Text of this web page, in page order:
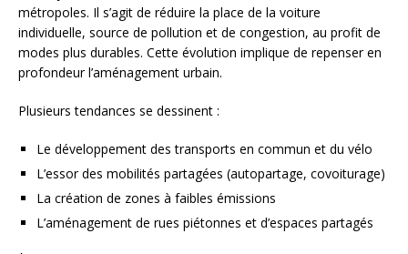
métropoles. Il s’agit de réduire la place de la voiture
individuelle, source de pollution et de congestion, au profit de
modes plus durables. Cette évolution implique de repenser en
profondeur l’aménagement urbain.
Plusieurs tendances se dessinent :
Le développement des transports en commun et du vélo
L’essor des mobilités partagées (autopartage, covoiturage)
La création de zones à faibles émissions
L’aménagement de rues piétonnes et d’espaces partagés